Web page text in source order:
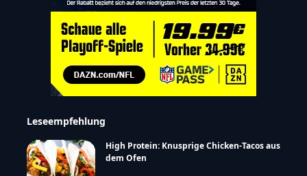
Leseempfehlung
High Protein: Knusprige Chicken-Tacos aus
dem Ofen